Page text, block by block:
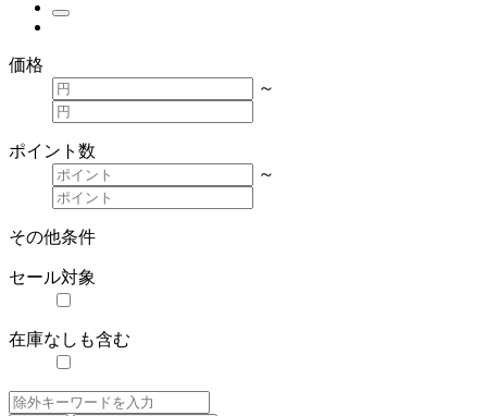
価格
～
ポイント数
～
その他条件
セール対象
在庫なしも含む